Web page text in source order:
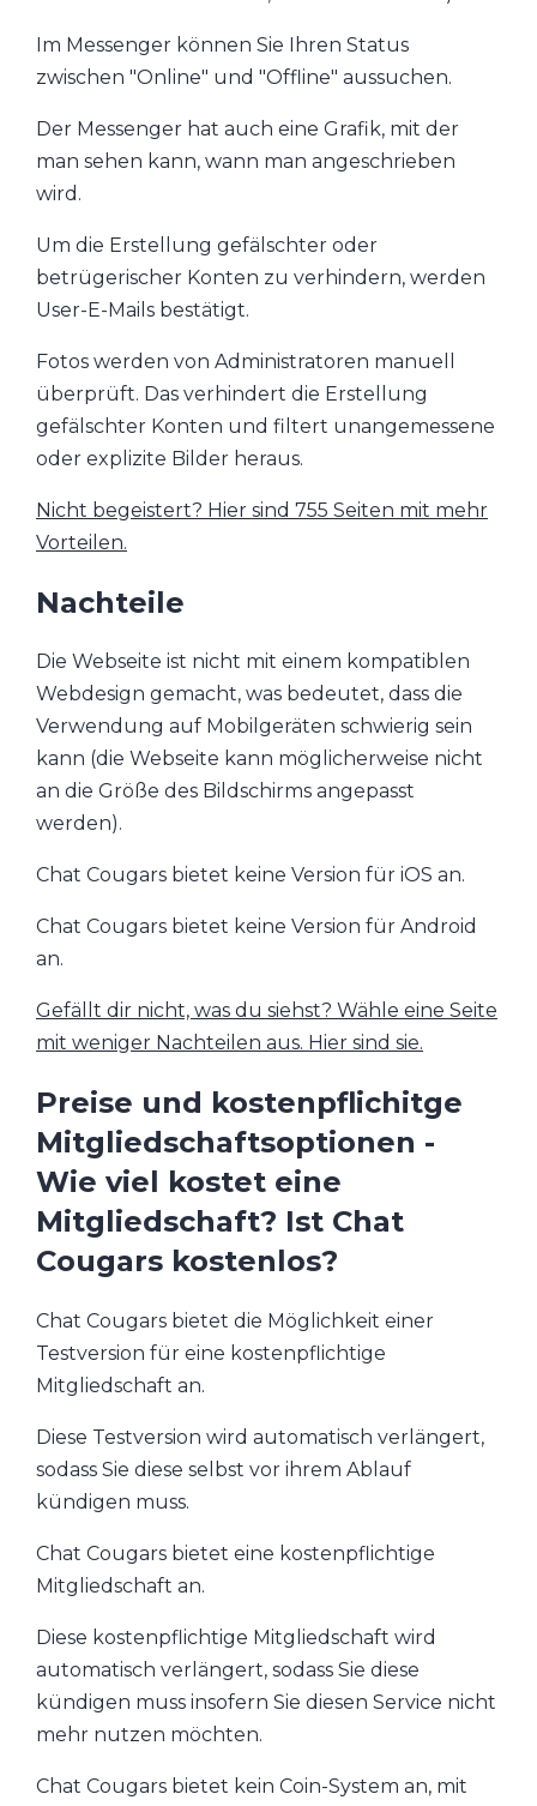
Im Messenger können Sie Ihren Status
zwischen "Online" und "Offline" aussuchen.
Der Messenger hat auch eine Grafik, mit der
man sehen kann, wann man angeschrieben
wird.
Um die Erstellung gefälschter oder
betrügerischer Konten zu verhindern, werden
User-E-Mails bestätigt.
Fotos werden von Administratoren manuell
überprüft. Das verhindert die Erstellung
gefälschter Konten und filtert unangemessene
oder explizite Bilder heraus.
Nicht begeistert? Hier sind 755 Seiten mit mehr
Vorteilen.
Nachteile
Die Webseite ist nicht mit einem kompatiblen
Webdesign gemacht, was bedeutet, dass die
Verwendung auf Mobilgeräten schwierig sein
kann (die Webseite kann möglicherweise nicht
an die Größe des Bildschirms angepasst
werden).
Chat Cougars bietet keine Version für iOS an.
Chat Cougars bietet keine Version für Android
an.
Gefällt dir nicht, was du siehst? Wähle eine Seite
mit weniger Nachteilen aus. Hier sind sie.
Preise und kostenpflichitge
Mitgliedschaftsoptionen -
Wie viel kostet eine
Mitgliedschaft? Ist Chat
Cougars kostenlos?
Chat Cougars bietet die Möglichkeit einer
Testversion für eine kostenpflichtige
Mitgliedschaft an.
Diese Testversion wird automatisch verlängert,
sodass Sie diese selbst vor ihrem Ablauf
kündigen muss.
Chat Cougars bietet eine kostenpflichtige
Mitgliedschaft an.
Diese kostenpflichtige Mitgliedschaft wird
automatisch verlängert, sodass Sie diese
kündigen muss insofern Sie diesen Service nicht
mehr nutzen möchten.
Chat Cougars bietet kein Coin-System an, mit